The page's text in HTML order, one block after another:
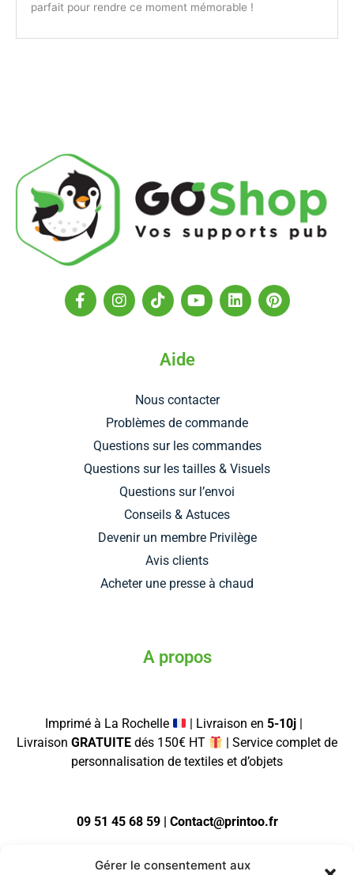
Gérer le consentement aux
parfait pour rendre ce moment mémorable !
F
a
I
n
m
T
i
o
k
Y
o
L
i
P
i
Aide
Nous contacter
Problèmes de commande
Questions sur les commandes
Questions sur les tailles & Visuels
Questions sur l’envoi
Conseils & Astuces
Devenir un membre Privilège
Avis clients
Acheter une presse à chaud
A propos
Imprimé à La Rochelle | Livraison en 5-10j
Livraison GRATUITE dés 150€ HT
| Service complet de
personnalisation de textiles et d’objets
09 51 45 68 59 | Contact@printoo.fr